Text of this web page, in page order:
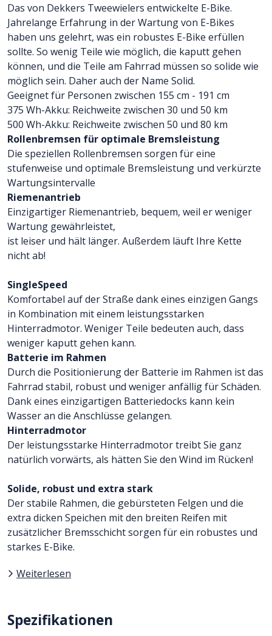
Das von Dekkers Tweewielers entwickelte E-Bike.
Jahrelange Erfahrung in der Wartung von E-Bikes
haben uns gelehrt, was ein robustes E-Bike erfüllen
sollte. So wenig Teile wie möglich, die kaputt gehen
können, und die Teile am Fahrrad müssen so solide wie
möglich sein. Daher auch der Name Solid.
Geeignet für Personen zwischen 155 cm - 191 cm
375 Wh-Akku: Reichweite zwischen 30 und 50 km
500 Wh-Akku: Reichweite zwischen 50 und 80 km
Rollenbremsen für optimale Bremsleistung
Die speziellen Rollenbremsen sorgen für eine
stufenweise und optimale Bremsleistung und verkürzte
Wartungsintervalle
Riemenantrieb
Einzigartiger Riemenantrieb, bequem, weil er weniger
Wartung gewährleistet,
ist leiser und hält länger. Außerdem läuft Ihre Kette
nicht ab!
SingleSpeed
Komfortabel auf der Straße dank eines einzigen Gangs
in Kombination mit einem leistungsstarken
Hinterradmotor. Weniger Teile bedeuten auch, dass
weniger kaputt gehen kann.
Batterie im Rahmen
Durch die Positionierung der Batterie im Rahmen ist das
Fahrrad stabil, robust und weniger anfällig für Schäden.
Dank eines einzigartigen Batteriedocks kann kein
Wasser an die Anschlüsse gelangen.
Hinterradmotor
Der leistungsstarke Hinterradmotor treibt Sie ganz
natürlich vorwärts, als hätten Sie den Wind im Rücken!
Solide, robust und extra stark
Der stabile Rahmen, die gebürsteten Felgen und die
extra dicken Speichen mit den breiten Reifen mit
zusätzlicher Bremsschicht sorgen für ein robustes und
starkes E-Bike.
Weiterlesen
Spezifikationen